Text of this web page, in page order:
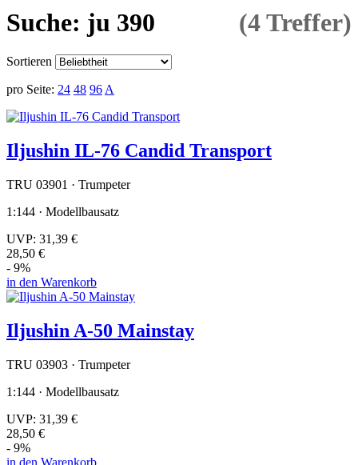
Suche: ju 390 (4 Treffer)
Sortieren
pro Seite: 24 48 96 A
Iljushin IL-76 Candid Transport
TRU 03901 · Trumpeter
1:144 · Modellbausatz
UVP: 31,39 €
28,50 €
- 9%
in den Warenkorb
Iljushin A-50 Mainstay
TRU 03903 · Trumpeter
1:144 · Modellbausatz
UVP: 31,39 €
28,50 €
- 9%
in den Warenkorb